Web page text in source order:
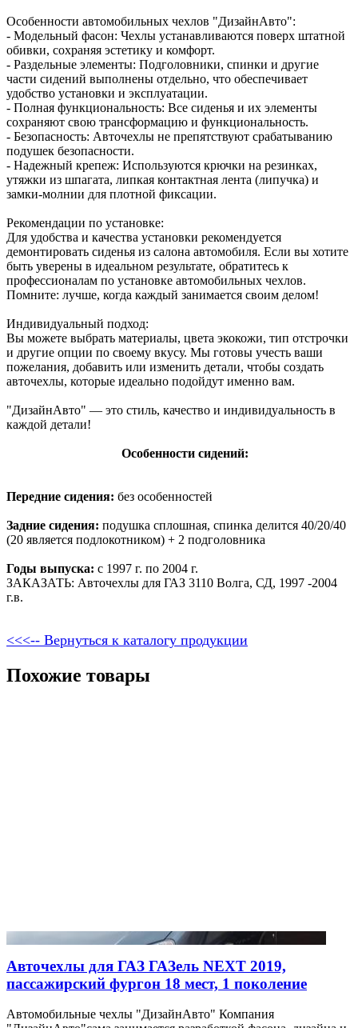
Особенности автомобильных чехлов "ДизайнАвто":
- Модельный фасон: Чехлы устанавливаются поверх штатной
обивки, сохраняя эстетику и комфорт.
- Раздельные элементы: Подголовники, спинки и другие
части сидений выполнены отдельно, что обеспечивает
удобство установки и эксплуатации.
- Полная функциональность: Все сиденья и их элементы
сохраняют свою трансформацию и функциональность.
- Безопасность: Авточехлы не препятствуют срабатыванию
подушек безопасности.
- Надежный крепеж: Используются крючки на резинках,
утяжки из шпагата, липкая контактная лента (липучка) и
замки-молнии для плотной фиксации.
Рекомендации по установке:
Для удобства и качества установки рекомендуется
демонтировать сиденья из салона автомобиля. Если вы хотите
быть уверены в идеальном результате, обратитесь к
профессионалам по установке автомобильных чехлов.
Помните: лучше, когда каждый занимается своим делом!
Индивидуальный подход:
Вы можете выбрать материалы, цвета экокожи, тип отстрочки
и другие опции по своему вкусу. Мы готовы учесть ваши
пожелания, добавить или изменить детали, чтобы создать
авточехлы, которые идеально подойдут именно вам.
"ДизайнАвто" — это стиль, качество и индивидуальность в
каждой детали!
Особенности сидений:
Передние сидения: без особенностей
Задние сидения: подушка сплошная, спинка делится 40/20/40
(20 является подлокотником) + 2 подголовника
Годы выпуска: с 1997 г. по 2004 г.
ЗАКАЗАТЬ: Авточехлы для ГАЗ 3110 Волга, СД, 1997 -2004
г.в.
<<<-- Вернуться к каталогу продукции
Похожие товары
Авточехлы для ГАЗ ГАЗель NEXT 2019,
пассажирский фургон 18 мест, 1 поколение
Автомобильные чехлы "ДизайнАвто" Компания